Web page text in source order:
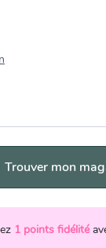
air
Trouver mon
1 points fidélité